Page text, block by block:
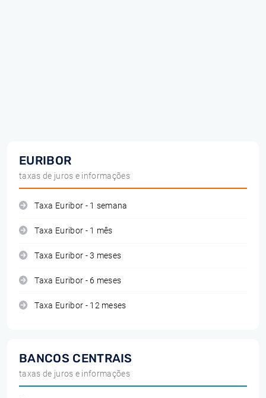
EURIBOR
taxas de juros e informações
Taxa Euribor - 1 semana
Taxa Euribor - 1 mês
Taxa Euribor - 3 meses
Taxa Euribor - 6 meses
Taxa Euribor - 12 meses
BANCOS CENTRAIS
taxas de juros e informações